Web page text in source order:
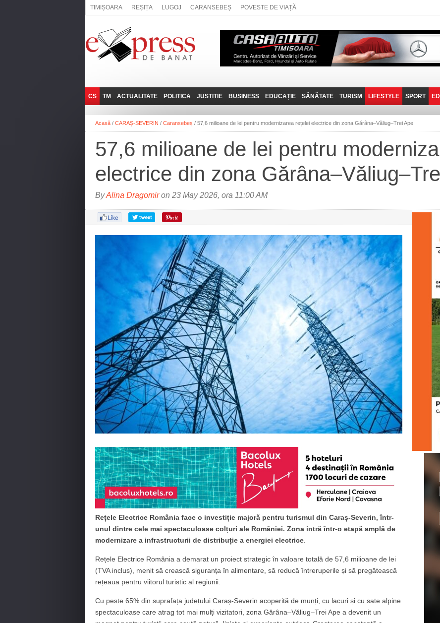
TIMIȘOARA REȘIȚA LUGOJ CARANSEBEȘ POVESTE DE VIAȚĂ
CS
REȘIȚA
CARANSEBEȘ
ANINA
BĂILE HERCULANE
BOCŞA
ORAVIȚA
OȚELU ROŞU
TM
LUGOJ
TIMIȘOARA
ACTUALITATE
ADMINISTRATIE
NAȚIONAL
SOCIAL
POLITICA
EXPRESSLIVE
INTERVIURILE
JUSTITIE BUSINESS
JOB-URI
TEHNIT
EDUCAȚIE SĂNĂTATE TURISM
PRIN MUNȚII
BANATULUI
FANTASTICUL BANAT
TRAVEL VLOG
LIFESTYLE
POVESTE DE VIAȚĂ
SPORT
Acasă / CARAȘ-SEVERIN / Caransebeș / 57,6 milioane de lei pentru modernizarea rețelei electrice din zona Gărâna–Văliug–Trei Ape
57,6 milioane de lei pentru
electrice din zona
ByAlina Dragomiron 23 May 2026, ora 11:00 AM
Rețele Electrice România face o investiție majoră pentru turismul din Caraș‑Severin, într-
unul dintre cele mai spectaculoase colțuri ale României. Zona intră într-o etapă amplă de
modernizare a infrastructurii de distribuție a energiei electrice
Rețele Electrice România a demarat un proiect strategic în valoare totală de 57,6 milioane de lei
(TVA inclus), menit să crească siguranța în alimentare, să reducă întreruperile și să pregătească
rețeaua pentru viitorul turistic al regiunii.
Cu peste 65% din suprafața județului Caraș‑Severin acoperită de munți, cu lacuri și cu sate alpine
spectaculoase care atrag tot mai mulți vizitatori, zona Gărâna–Văliug–Trei Ape a devenit un